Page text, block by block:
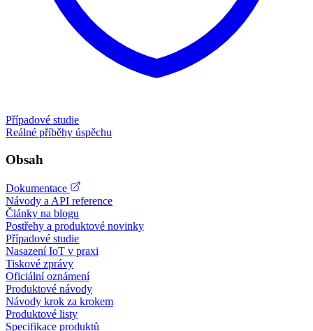
Případové studie
Reálné příběhy úspěchu
Obsah
Dokumentace
Návody a API reference
Články na blogu
Postřehy a produktové novinky
Případové studie
Nasazení IoT v praxi
Tiskové zprávy
Oficiální oznámení
Produktové návody
Návody krok za krokem
Produktové listy
Specifikace produktů